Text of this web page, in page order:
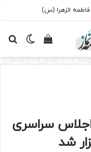
الزهرا (س)
تغییرمشاهده
سراسری
شد